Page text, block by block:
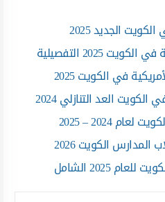
الجديد 2025
2025 التفصيلية
في الكويت 2025
العد التنازلي 2024
2024 – 2025
الكويت 2026
2025 الشامل